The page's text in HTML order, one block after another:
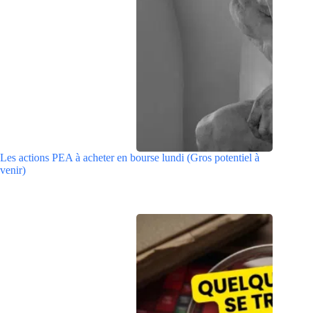
Les actions PEA à acheter en bourse lundi (Gros potentiel à
venir)